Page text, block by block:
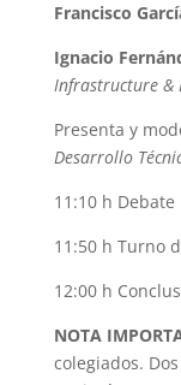
Francisco
Ignacio
Infrastructure &
Presenta y
Desarrollo
11:10 h Debate
11:50 h Turno
12:00 h
NOTA
colegiados.